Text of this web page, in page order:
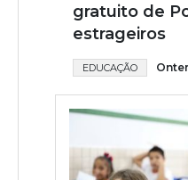
gratuito de
estrageiros
EDUCAÇÃO